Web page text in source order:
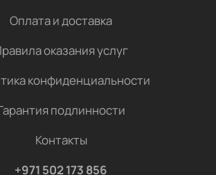
Оплата и доставка
оказания услуг
конфиденциальности
подлинности
Контакты
+971 502 173 856